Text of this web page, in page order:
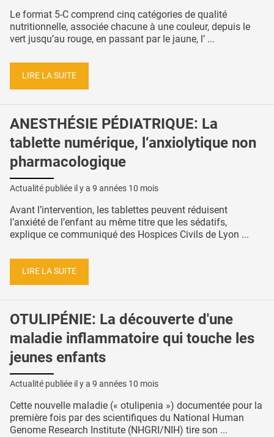
Le format 5-C comprend cinq catégories de qualité
nutritionnelle, associée chacune à une couleur, depuis le
vert jusqu’au rouge, en passant par le jaune, l’ ...
LIRE LA SUITE
ANESTHÉSIE PÉDIATRIQUE: La
tablette numérique, l‘anxiolytique non
pharmacologique
Actualité publiée il y a 9 années 10 mois
Avant l’intervention, les tablettes peuvent réduisent
l’anxiété de l’enfant au même titre que les sédatifs,
explique ce communiqué des Hospices Civils de Lyon ...
LIRE LA SUITE
OTULIPÉNIE: La découverte d'une
maladie inflammatoire qui touche les
jeunes enfants
Actualité publiée il y a 9 années 10 mois
Cette nouvelle maladie (« otulipenia ») documentée pour la
première fois par des scientifiques du National Human
Genome Research Institute (NHGRI/NIH) tire son ...